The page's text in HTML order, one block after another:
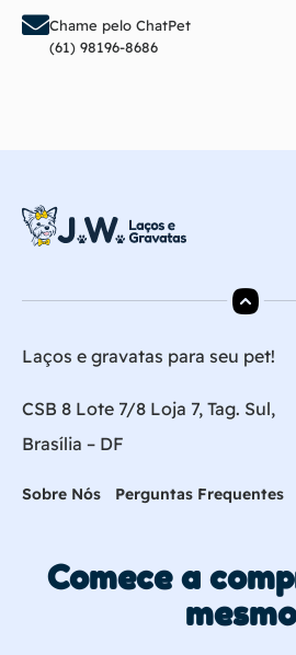
Chame pelo ChatPet
(61) 98196-8686
Laços e gravatas para seu pet!
CSB 8 Lote 7/8 Loja 7, Tag. Sul,
Brasília – DF
Sobre Nós Perguntas Frequentes
Comece a